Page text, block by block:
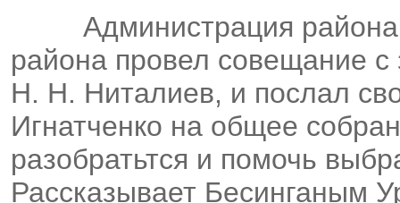
Администрация
района провел совещание
Н. Н. Ниталиев, и послал
Игнатченко на общее
разобратьтся и помочь
Рассказывает Бесинганым